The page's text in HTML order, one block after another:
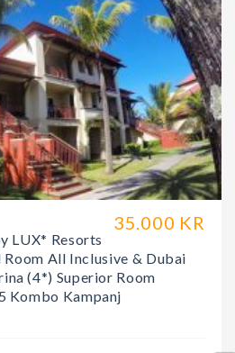
35.000 KR
LUX* Resorts
Room All Inclusive & Dubai
(4*) Superior Room
Kombo Kampanj